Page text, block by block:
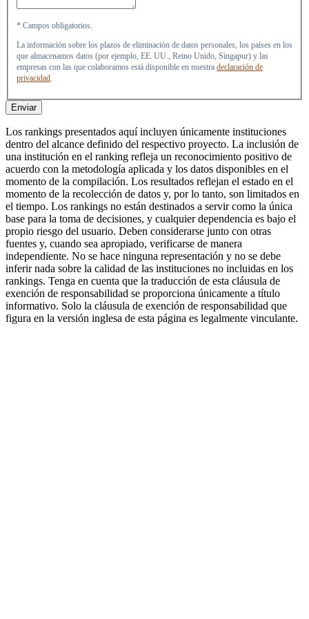
* Campos obligatorios.
La información sobre los plazos de eliminación de datos personales, los países en los
que almacenamos datos (por ejemplo, EE. UU., Reino Unido, Singapur) y las
empresas con las que colaboramos está disponible en nuestra declaración de
privacidad
Enviar
Los rankings presentados aquí incluyen únicamente instituciones
dentro del alcance definido del respectivo proyecto. La inclusión de
una institución en el ranking refleja un reconocimiento positivo de
acuerdo con la metodología aplicada y los datos disponibles en el
momento de la compilación. Los resultados reflejan el estado en el
momento de la recolección de datos y, por lo tanto, son limitados en
el tiempo. Los rankings no están destinados a servir como la única
base para la toma de decisiones, y cualquier dependencia es bajo el
propio riesgo del usuario. Deben considerarse junto con otras
fuentes y, cuando sea apropiado, verificarse de manera
independiente. No se hace ninguna representación y no se debe
inferir nada sobre la calidad de las instituciones no incluidas en los
rankings. Tenga en cuenta que la traducción de esta cláusula de
exención de responsabilidad se proporciona únicamente a título
informativo. Solo la cláusula de exención de responsabilidad que
figura en la versión inglesa de esta página es legalmente vinculante.